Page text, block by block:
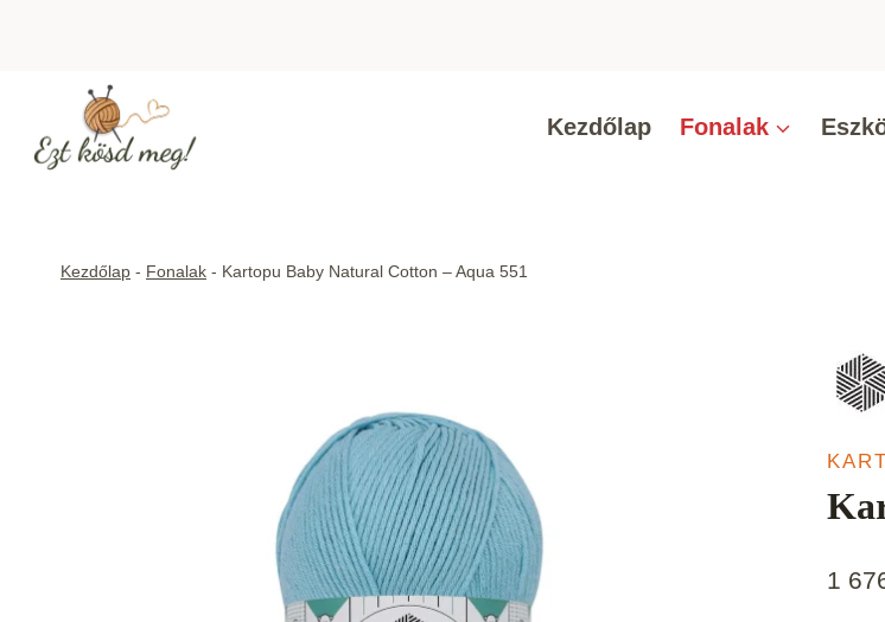
Kezdőlap Fonalak
Kezdőlap - Fonalak - Kartopu Baby Natural Cotton – Aqua 551
1